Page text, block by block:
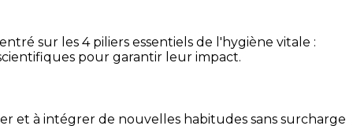
sur les 4 piliers essentiels de l'hygiène vitale :
pour garantir leur impact.
et à intégrer de nouvelles habitudes sans surcharge